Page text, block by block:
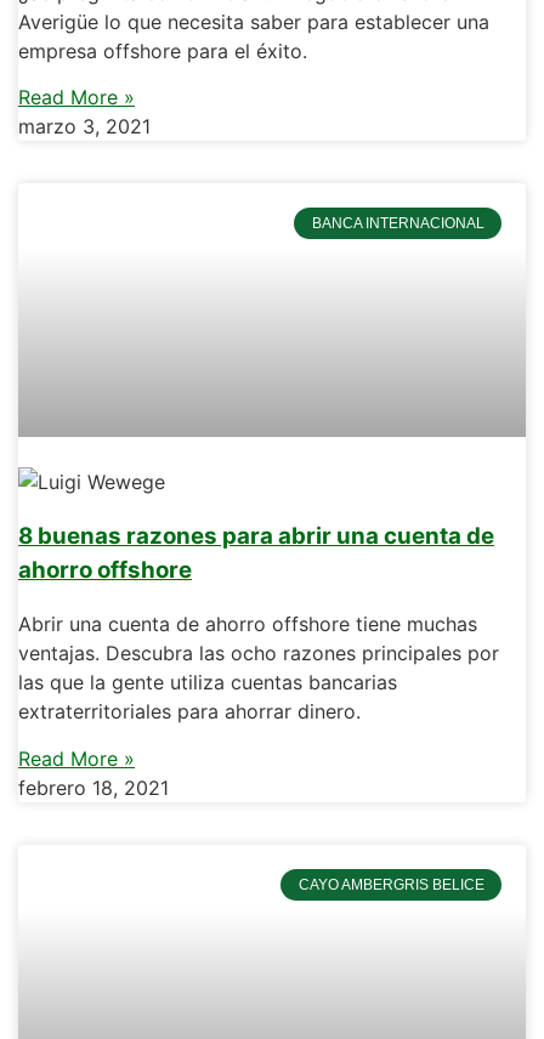
Averigüe lo que necesita saber para establecer una
empresa offshore para el éxito.
Read More »
marzo 3, 2021
BANCA INTERNACIONAL
8 buenas razones para abrir una cuenta de
ahorro offshore
Abrir una cuenta de ahorro offshore tiene muchas
ventajas. Descubra las ocho razones principales por
las que la gente utiliza cuentas bancarias
extraterritoriales para ahorrar dinero.
Read More »
febrero 18, 2021
CAYO AMBERGRIS BELICE